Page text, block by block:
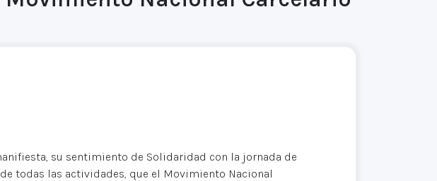
su sentimiento de Solidaridad con la jornada de
todas las actividades, que el Movimiento Nacional